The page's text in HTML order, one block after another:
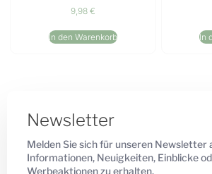
9,98 €
In den Warenkorb In
Newsletter
Melden Sie sich für unseren Newsletter
Informationen, Neuigkeiten, Einblicke
Werbeaktionen zu erhalten.